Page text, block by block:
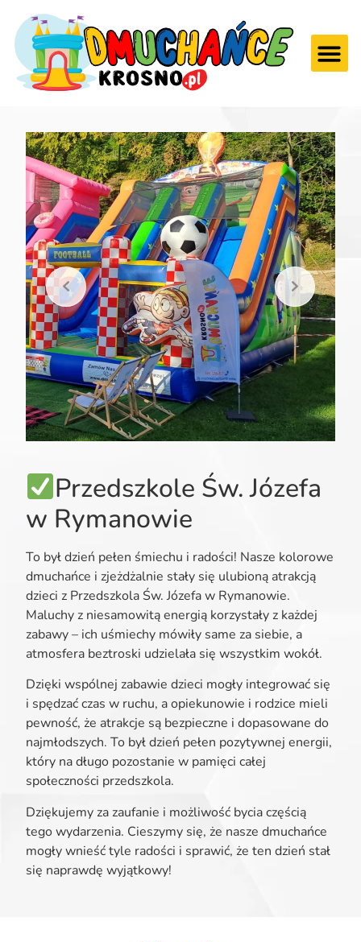
Przedszkole Św. Józefa
w Rymanowie
To był dzień pełen śmiechu i radości! Nasze kolorowe
dmuchańce i zjeżdżalnie stały się ulubioną atrakcją
dzieci z Przedszkola Św. Józefa w Rymanowie.
Maluchy z niesamowitą energią korzystały z każdej
zabawy – ich uśmiechy mówiły same za siebie, a
atmosfera beztroski udzielała się wszystkim wokół.
Dzięki wspólnej zabawie dzieci mogły integrować się
i spędzać czas w ruchu, a opiekunowie i rodzice mieli
pewność, że atrakcje są bezpieczne i dopasowane do
najmłodszych. To był dzień pełen pozytywnej energii,
który na długo pozostanie w pamięci całej
społeczności przedszkola.
Dziękujemy za zaufanie i możliwość bycia częścią
tego wydarzenia. Cieszymy się, że nasze dmuchańce
mogły wnieść tyle radości i sprawić, że ten dzień stał
się naprawdę wyjątkowy!